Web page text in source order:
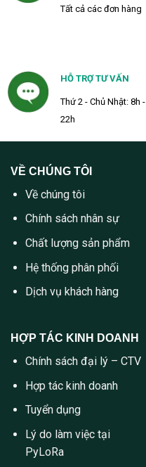
Tất cả các đơn hàng
HỖ TRỢ TƯ VẤN
Thứ 2 - Chủ Nhật: 8h -
22h
VỀ CHÚNG TÔI
Về chúng tôi
Chính sách nhân sự
Chất lượng sản phẩm
Hệ thống phân phối
Dịch vụ khách hàng
HỢP TÁC KINH DOANH
Chính sách đại lý – CTV
Hợp tác kinh doanh
Tuyển dụng
Lý do làm việc tại
PyLoRa